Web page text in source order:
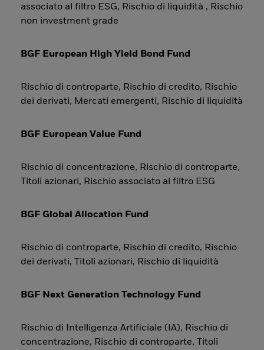
associato al filtro ESG, Rischio di liquidità , Rischio
non investment grade
BGF European High Yield Bond Fund
Rischio di controparte, Rischio di credito, Rischio
dei derivati, Mercati emergenti, Rischio di liquidità
BGF European Value Fund
Rischio di concentrazione, Rischio di controparte,
Titoli azionari, Rischio associato al filtro ESG
BGF Global Allocation Fund
Rischio di controparte, Rischio di credito, Rischio
dei derivati, Titoli azionari, Rischio di liquidità
BGF Next Generation Technology Fund
Rischio di Intelligenza Artificiale (IA), Rischio di
concentrazione, Rischio di controparte, Titoli